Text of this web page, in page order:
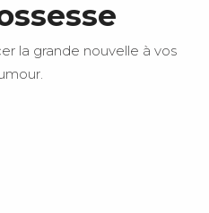
la grande nouvelle à vos